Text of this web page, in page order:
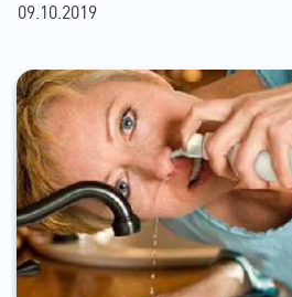
09.10.2019